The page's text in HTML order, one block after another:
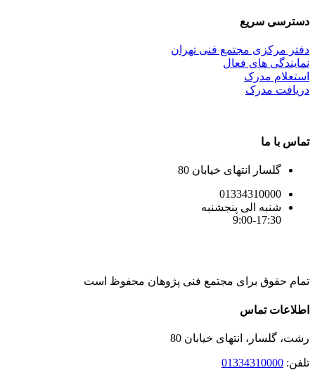
دسترسی سریع
دفتر مرکزی مجتمع فنی تهران
نمایندگی های فعال
استعلام مدرک
دریافت مدرک
تماس با ما
گلسار انتهای خیابان 80
01334310000
شنبه الی پنجشنبه
9:00-17:30
تمام حقوق برای مجتمع فنی پژوهان محفوظ است
Instagram
LinkedIn
Toggle
Bar
Area
اطلاعات تماس
رشت، گلسار، انتهای خیابان 80
تلفن: 01334310000